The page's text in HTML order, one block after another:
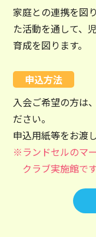
家庭との連携を図
た活動を通して、
育成を図ります。
申込方法
入会ご希望の方は
ださい。
申込用紙等をお渡
ランドセルのマ
クラブ実施館です